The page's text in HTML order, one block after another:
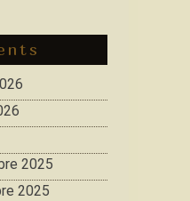
2025
2025